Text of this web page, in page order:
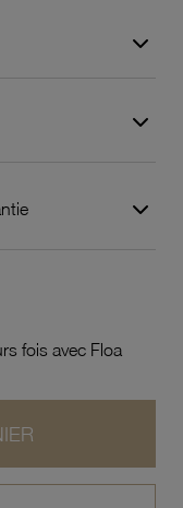
fois avec Floa